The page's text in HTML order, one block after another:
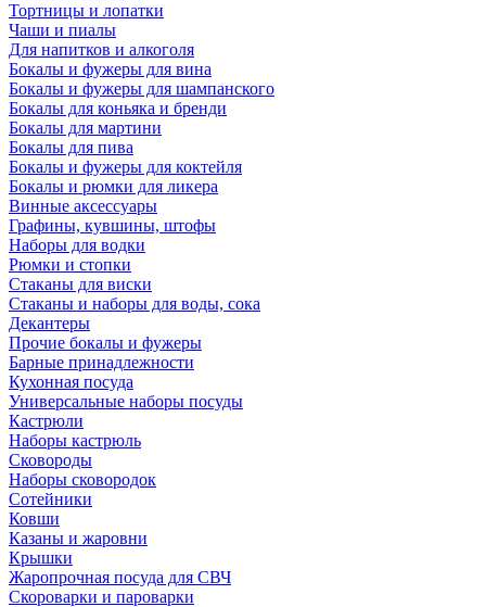
Тортницы и лопатки
Чаши и пиалы
Для напитков и алкоголя
Бокалы и фужеры для вина
Бокалы и фужеры для шампанского
Бокалы для коньяка и бренди
Бокалы для мартини
Бокалы для пива
Бокалы и фужеры для коктейля
Бокалы и рюмки для ликера
Винные аксессуары
Графины, кувшины, штофы
Наборы для водки
Рюмки и стопки
Стаканы для виски
Стаканы и наборы для воды, сока
Декантеры
Прочие бокалы и фужеры
Барные принадлежности
Кухонная посуда
Универсальные наборы посуды
Кастрюли
Наборы кастрюль
Сковороды
Наборы сковородок
Сотейники
Ковши
Казаны и жаровни
Крышки
Жаропрочная посуда для СВЧ
Скороварки и пароварки